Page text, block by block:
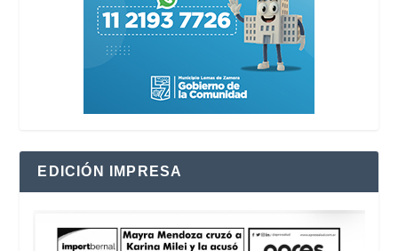
EDICIÓN IMPRESA